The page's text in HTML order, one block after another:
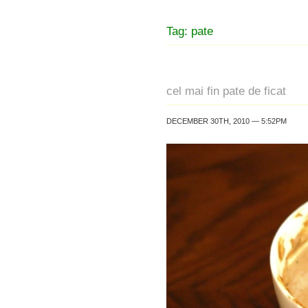
Tag: pate
cel mai fin pate de ficat
DECEMBER 30TH, 2010 — 5:52PM